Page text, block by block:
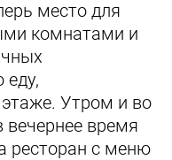
место для
комнатами и
еду,
Утром и во
вечернее время
ресторан с меню